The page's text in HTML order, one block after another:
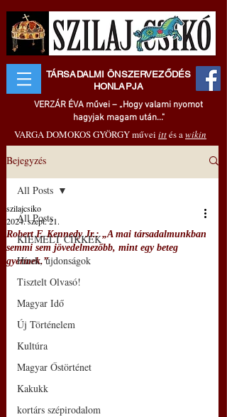
TÁRSADALMI ÖNSZERVEZŐDÉS
HONLAPJA
VERZÁR ÉVA művei – „Hogy valami nyomot
hagyjak magam után..."
VARGA DOMOKOS GYÖRGY művei ittés awikin
Bejegyzés
All Posts
KIEMELT CIKKEK
Hírek, újdonságok
Tisztelt Olvasó!
Magyar Idő
Új Történelem
Kultúra
Magyar Őstörténet
Kakukk
kortárs szépirodalom
All Posts
Robert F. Kennedy Jr.: „A mai társadalmunkban
semmi sem jövedelmezőbb, mint egy beteg
gyermek.”
szilajcsiko
2024. szept. 21.